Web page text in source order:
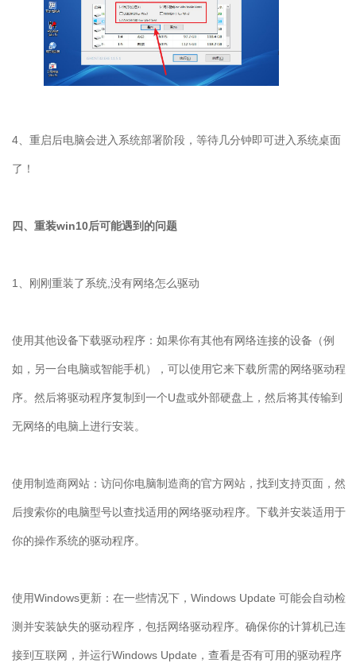
4 、重启后电脑会进入系统部署阶段，等待几分钟即可进入系统桌面
了！
四、重装win10后可能遇到的问题
1 、刚刚重装了系统 没有网络怎么驱动
使用其他设备下载驱动程序：如果你有其他有网络连接的设备（例
如，另一台电脑或智能手机），可以使用它来下载所需的网络驱动程
序。然后将驱动程序复制到一个U盘或外部硬盘上，然后将其传输到
无网络的电脑上进行安装。
使用制造商网站：访问你电脑制造商的官方网站，找到支持页面，然
后搜索你的电脑型号以查找适用的网络驱动程序。下载并安装适用于
你的操作系统的驱动程序。
使用Windows更新：在一些情况下， Windows Update 可能会自动检
测并安装缺失的驱动程序，包括网络驱动程序。确保你的计算机已连
接到互联网，并运行Windows Update ，查看是否有可用的驱动程序